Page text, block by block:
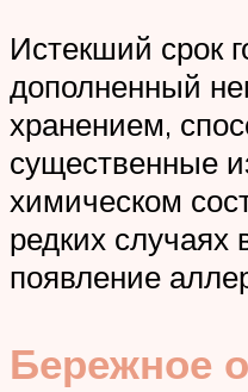
Истекший срок
дополненный
хранением,
существенные
химическом
редких случаях
появление
Бережное